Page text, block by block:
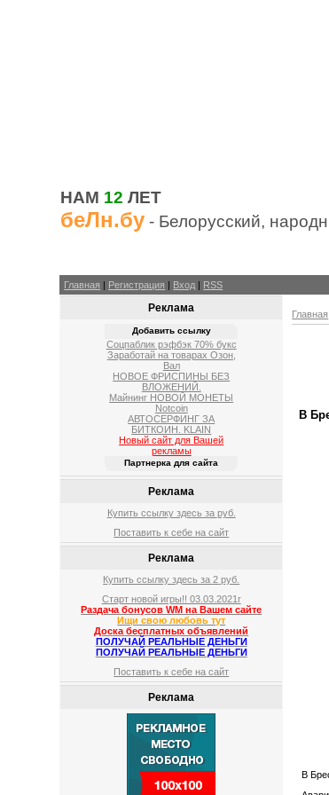
НАМ 12 ЛЕТ
беЛн.бу - Белорусский,
Главная | Регистрация | Вход | RSS
Реклама
Добавить ссылку
Соцпаблик рэфбэк 70% букс
Заработай на товарах Озон,
Вал
НОВОЕ ФРИСПИНЫ БЕЗ
ВЛОЖЕНИЙ.
Майнинг НОВОЙ МОНЕТЫ
Notcoin
АВТОСЕРФИНГ ЗА
БИТКОИН. KLAIN
Новый сайт для Вашей
рекламы
Партнерка для сайта
Реклама
Купить ссылку здесь за руб.
Поставить к себе на сайт
Реклама
Купить ссылку здесь за2 руб.
Старт новой игры!! 03.03.2021г
Раздача бонусов WM на Вашем сайте
Ищи свою любовь тут
Доска бесплатных объявлений
ПОЛУЧАЙ РЕАЛЬНЫЕ ДЕНЬГИ
ПОЛУЧАЙ РЕАЛЬНЫЕ ДЕНЬГИ
Поставить к себе на сайт
Реклама
Главная
В
В